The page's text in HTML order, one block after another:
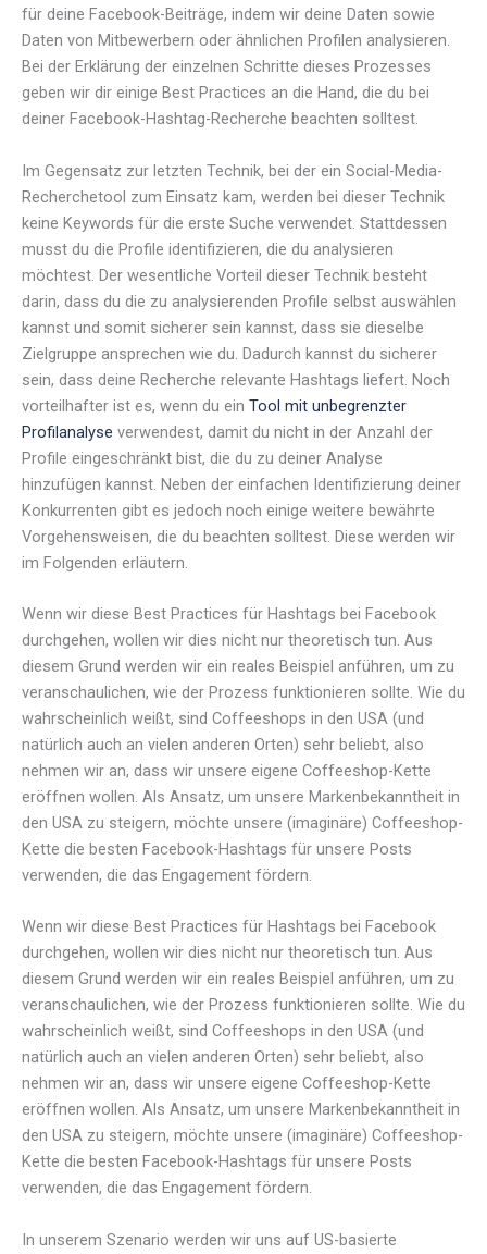
für deine Facebook-Beiträge, indem wir deine Daten sowie
Daten von Mitbewerbern oder ähnlichen Profilen analysieren.
Bei der Erklärung der einzelnen Schritte dieses Prozesses
geben wir dir einige Best Practices an die Hand, die du bei
deiner Facebook-Hashtag-Recherche beachten solltest.
Im Gegensatz zur letzten Technik, bei der ein Social-Media-
Recherchetool zum Einsatz kam, werden bei dieser Technik
keine Keywords für die erste Suche verwendet. Stattdessen
musst du die Profile identifizieren, die du analysieren
möchtest. Der wesentliche Vorteil dieser Technik besteht
darin, dass du die zu analysierenden Profile selbst auswählen
kannst und somit sicherer sein kannst, dass sie dieselbe
Zielgruppe ansprechen wie du. Dadurch kannst du sicherer
sein, dass deine Recherche relevante Hashtags liefert. Noch
vorteilhafter ist es, wenn du ein Tool mit unbegrenzter
Profilanalyse verwendest, damit du nicht in der Anzahl der
Profile eingeschränkt bist, die du zu deiner Analyse
hinzufügen kannst. Neben der einfachen Identifizierung deiner
Konkurrenten gibt es jedoch noch einige weitere bewährte
Vorgehensweisen, die du beachten solltest. Diese werden wir
im Folgenden erläutern.
Wenn wir diese Best Practices für Hashtags bei Facebook
durchgehen, wollen wir dies nicht nur theoretisch tun. Aus
diesem Grund werden wir ein reales Beispiel anführen, um zu
veranschaulichen, wie der Prozess funktionieren sollte. Wie du
wahrscheinlich weißt, sind Coffeeshops in den USA (und
natürlich auch an vielen anderen Orten) sehr beliebt, also
nehmen wir an, dass wir unsere eigene Coffeeshop-Kette
eröffnen wollen. Als Ansatz, um unsere Markenbekanntheit in
den USA zu steigern, möchte unsere (imaginäre) Coffeeshop-
Kette die besten Facebook-Hashtags für unsere Posts
verwenden, die das Engagement fördern.
Wenn wir diese Best Practices für Hashtags bei Facebook
durchgehen, wollen wir dies nicht nur theoretisch tun. Aus
diesem Grund werden wir ein reales Beispiel anführen, um zu
veranschaulichen, wie der Prozess funktionieren sollte. Wie du
wahrscheinlich weißt, sind Coffeeshops in den USA (und
natürlich auch an vielen anderen Orten) sehr beliebt, also
nehmen wir an, dass wir unsere eigene Coffeeshop-Kette
eröffnen wollen. Als Ansatz, um unsere Markenbekanntheit in
den USA zu steigern, möchte unsere (imaginäre) Coffeeshop-
Kette die besten Facebook-Hashtags für unsere Posts
verwenden, die das Engagement fördern.
In unserem Szenario werden wir uns auf US-basierte